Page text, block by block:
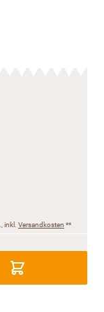
inkl. Versandkosten **